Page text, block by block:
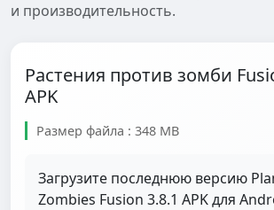
и производительность.
Растения против зомби
APK
Размер файла : 348 MB
Загрузите последнюю версию
Zombies Fusion 3.8.1 APK для